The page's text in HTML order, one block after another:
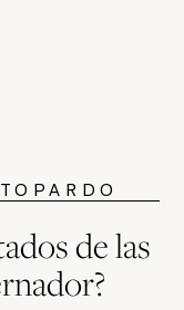
de las